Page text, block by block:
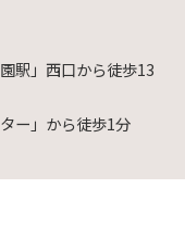
駅」西口から徒歩13
ー」から徒歩1分